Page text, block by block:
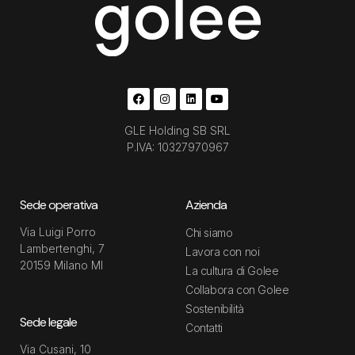
GLE Holding SB SRL
P.IVA: 10327970967
Sede operativa
Via Luigi Porro
Lambertenghi, 7
20159 Milano MI
Sede legale
Via Cusani, 10
Azienda
Chi siamo
Lavora con noi
La cultura di Golee
Collabora con Golee
Sostenibilità
Contatti